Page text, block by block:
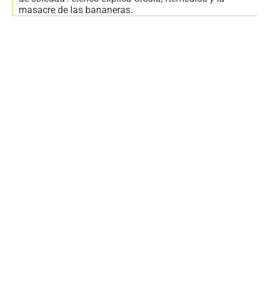
masacre de las bananeras.